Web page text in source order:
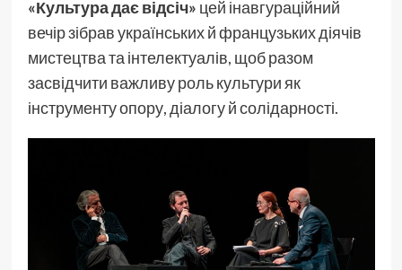
«Культура дає відсіч» цей інавгураційний
вечір зібрав українських й французьких діячів
мистецтва та інтелектуалів, щоб разом
засвідчити важливу роль культури як
інструменту опору, діалогу й солідарності.